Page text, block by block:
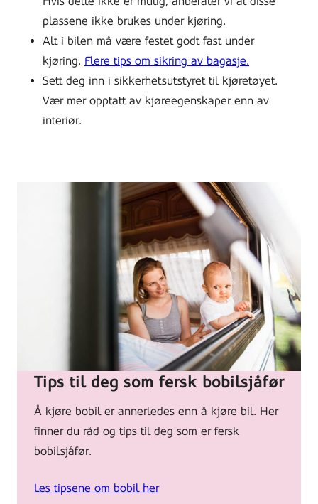
plassene ikke brukes under kjøring.
Alt i bilen må være festet godt fast under
kjøring. Flere tips om sikring av bagasje.
Sett deg inn i sikkerhetsutstyret til kjøretøyet.
Vær mer opptatt av kjøreegenskaper enn av
interiør.
babyTips til deg som fersk bobilsjåfør
Å kjøre bobil er annerledes enn å kjøre bil. Her
finner du råd og tips til deg som er fersk
bobilsjåfør.
Les tipsene om bobil her